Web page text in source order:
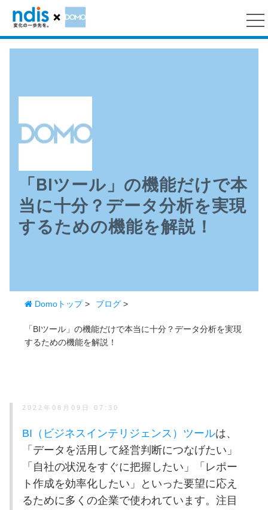
「BIツール」の機能だけで本
当に十分？データ分析を実現
するための機能を解説！
Domoトップ> ブログ >
「BIツール」の機能だけで本当に十分？データ分析を実現
するための機能を解説！
2022年08月09日 07:30
BI（ビジネスインテリジェンス）ツールは、
「データを活用して経営判断につなげたい」
「自社の状況をすぐに把握したい」「レポー
ト作成を効率化したい」といった要望に応え
るために多くの企業で使われています。注目